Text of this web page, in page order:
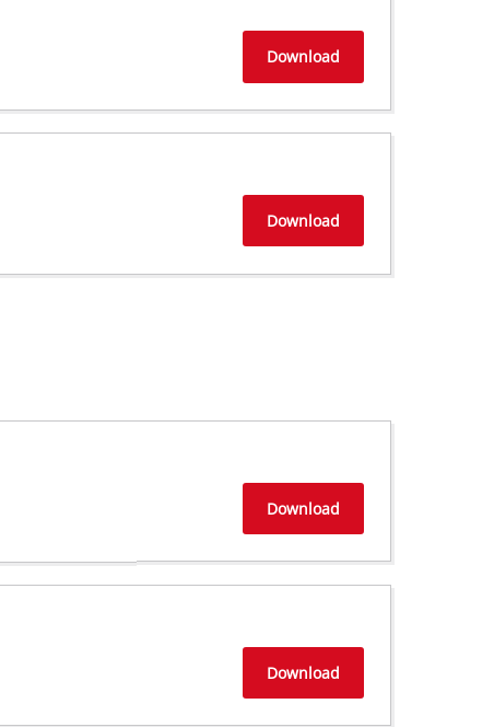
Download
Download
Download
Download